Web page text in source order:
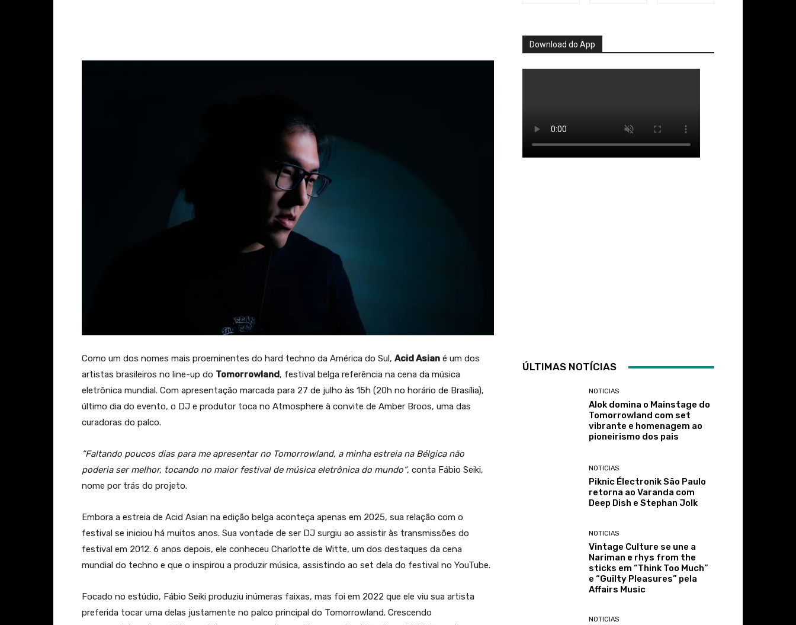
Como um dos nomes mais proeminentes do hard techno da América do Sul, Acid Asian é um dos
artistas brasileiros no line-up do Tomorrowland, festival belga referência na cena da música
eletrônica mundial. Com apresentação marcada para 27 de julho às 15h (20h no horário de Brasília),
último dia do evento, o DJ e produtor toca no Atmosphere à convite de Amber Broos, uma das
curadoras do palco.
“Faltando poucos dias para me apresentar no Tomorrowland, a minha estreia na Bélgica não
poderia ser melhor, tocando no maior festival de música eletrônica do mundo”, conta Fábio Seiki,
nome por trás do projeto.
Embora a estreia de Acid Asian na edição belga aconteça apenas em 2025, sua relação com o
festival se iniciou há muitos anos. Sua vontade de ser DJ surgiu ao assistir às transmissões do
festival em 2012. 6 anos depois, ele conheceu Charlotte de Witte, um dos destaques da cena
mundial do techno e que o inspirou a produzir música, assistindo ao set dela do festival no YouTube.
Focado no estúdio, Fábio Seiki produziu inúmeras faixas, mas foi em 2022 que ele viu sua artista
preferida tocar uma delas justamente no palco principal do Tomorrowland. Crescendo
Download do App
ÚLTIMAS NOTÍCIAS
NOTICIAS
Alok domina o Mainstage do
Tomorrowland com set
vibrante e homenagem ao
pioneirismo dos pais
NOTICIAS
Piknic Électronik São Paulo
retorna ao Varanda com
Deep Dish e Stephan Jolk
NOTICIAS
Vintage Culture se une a
Nariman e rhys from the
sticks em “Think Too Much”
e “Guilty Pleasures” pela
Affairs Music
NOTICIAS